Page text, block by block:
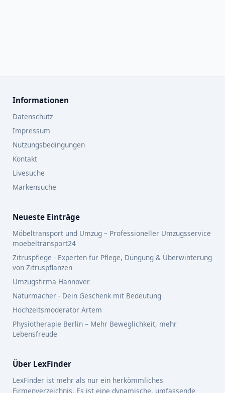
Informationen
Datenschutz
Impressum
Nutzungsbedingungen
Kontakt
Livesuche
Markensuche
Neueste Einträge
Möbeltransport und Umzug – Professioneller Umzugsservice
moebeltransport24
Zitruspflege - Experten für Pflege, Düngung & Überwinterung
von Zitruspflanzen
Umzugsfirma Hannover
Naturmacher - Dein Geschenk mit Bedeutung
Hochzeitsmoderator Artem
Physiotherapie Berlin – Mehr Beweglichkeit, mehr
Lebensfreude
Über LexFinder
LexFinder ist mehr als nur ein herkömmliches
Firmenverzeichnis. Es ist eine dynamische, umfassende